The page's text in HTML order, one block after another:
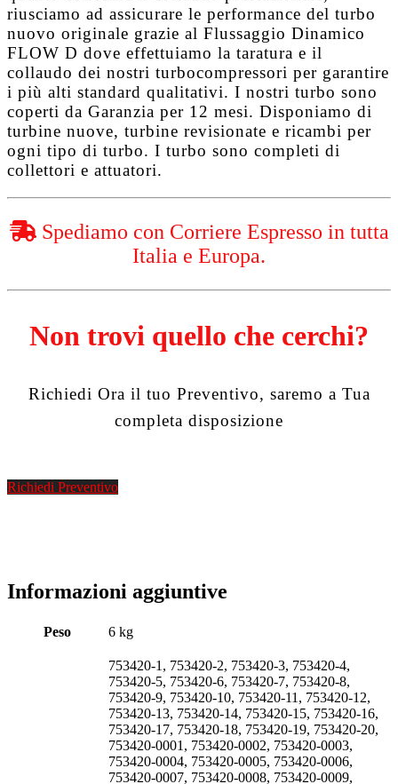
riusciamo ad assicurare le performance del turbo
nuovo originale grazie al Flussaggio Dinamico
FLOW D dove effettuiamo la taratura e il
collaudo dei nostri turbocompressori per garantire
i più alti standard qualitativi. I nostri turbo sono
coperti da Garanzia per 12 mesi. Disponiamo di
turbine nuove, turbine revisionate e ricambi per
ogni tipo di turbo. I turbo sono completi di
collettori e attuatori.
Spediamo con Corriere Espresso in tutta
Italia e Europa.
Non trovi quello che cerchi?
Richiedi Ora il tuo Preventivo, saremo a Tua
completa disposizione
Richiedi Preventivo
Informazioni aggiuntive
Peso 6 kg
753420-1, 753420-2, 753420-3, 753420-4,
753420-5, 753420-6, 753420-7, 753420-8,
753420-9, 753420-10, 753420-11, 753420-12,
753420-13, 753420-14, 753420-15, 753420-16,
753420-17, 753420-18, 753420-19, 753420-20,
753420-0001, 753420-0002, 753420-0003,
753420-0004, 753420-0005, 753420-0006,
753420-0007, 753420-0008, 753420-0009,